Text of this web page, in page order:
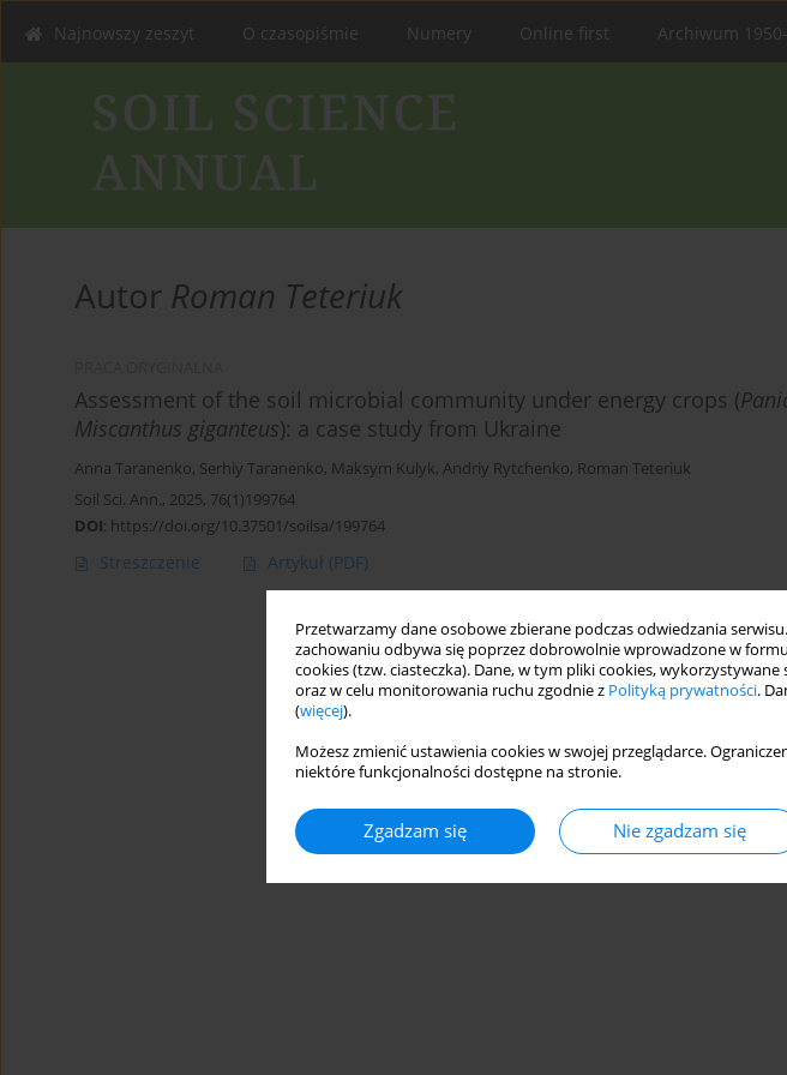
Przetwarzamy dane osobowe zbierane podczas odwiedzania
zachowaniu odbywa się poprzez dobrowolnie wprowadzone w
cookies (tzw. ciasteczka). Dane, w tym pliki cookies,
oraz w celu monitorowania ruchu zgodnie z Polityką prywatności.
(więcej).
Możesz zmienić ustawienia cookies w swojej przeglądarce.
niektóre funkcjonalności dostępne na stronie.
Zgadzam się Nie zgadzam się
Najnowszy zeszyt O czasopiśmie Numery Online first Archiwum
Autor Roman Teteriuk
Assessment of the soil microbial community under energy crops (
Miscanthus giganteus): a case study from Ukraine
Anna Taranenko, Serhiy Taranenko, Maksym Kulyk, Andriy Rytchenko, Roman Teteriuk
Soil Sci. Ann., 2025, 76(1)199764
DOI: https://doi.org/10.37501/soilsa/199764
Streszczenie Artykuł (PDF)